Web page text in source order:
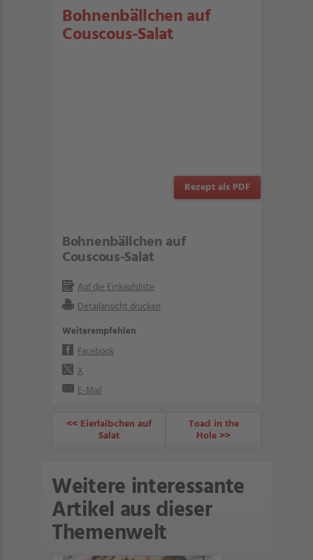
Bohnenbällchen auf
Couscous-Salat
Rezept als PDF
Bohnenbällchen auf
Couscous-Salat
Auf die Einkaufsliste
Detailansicht drucken
Weiterempfehlen
Facebook
X
E-Mail
<< Eierlaibchen auf
Salat
Toad in the
Hole >>
Weitere interessante
Artikel aus dieser
Themenwelt